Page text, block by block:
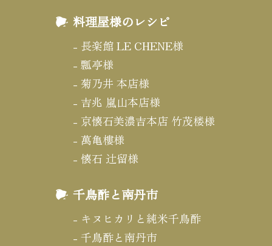
料理屋様のレシピ
長楽館 LE CHENE様
瓢亭様
菊乃井 本店様
吉兆 嵐山本店様
京懐石美濃吉本店 竹茂楼様
萬亀樓様
懐石 辻留様
千鳥酢と南丹市
キヌヒカリと純米千鳥酢
千鳥酢と南丹市